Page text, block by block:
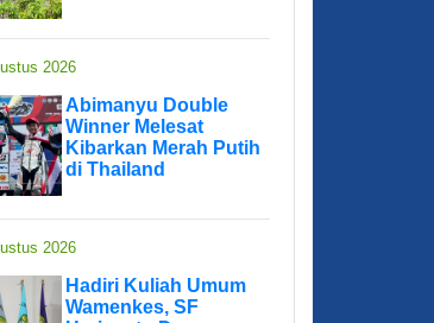
2026
Abimanyu Double
Winner Melesat
Kibarkan Merah Putih
di Thailand
2026
Hadiri Kuliah Umum
Wamenkes, SF